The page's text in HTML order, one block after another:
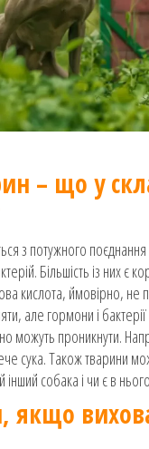
– що у
з потужного
Більшість із них є
кислота, ймовірно, не
але гормони і
можуть проникнути.
сука. Також тварини
собака і чи є в
якщо